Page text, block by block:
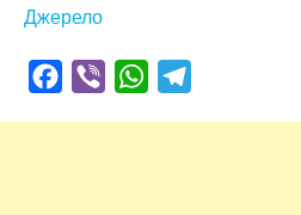
Джерело
Facebook
Viber WhatsApp